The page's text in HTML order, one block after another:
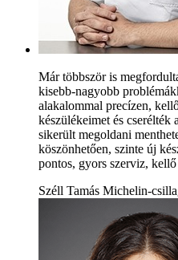
Már többször is
kisebb-nagyobb
alakalommal precízen,
készülékeimet és cserélték
sikerült megoldani
köszönhetően, szinte új
pontos, gyors szerviz,
Széll Tamás Michelin-